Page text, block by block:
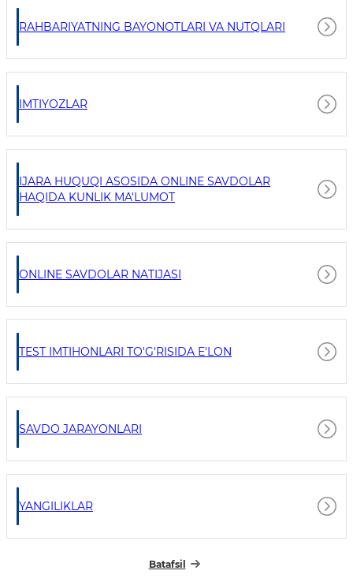
RAHBARIYATNING BAYONOTLARI VA NUTQLARI
IMTIYOZLAR
IJARA HUQUQI ASOSIDA ONLINE SAVDOLAR
HAQIDA KUNLIK MA'LUMOT
ONLINE SAVDOLAR NATIJASI
TEST IMTIHONLARI TO'G'RISIDA E'LON
SAVDO JARAYONLARI
YANGILIKLAR
Batafsil